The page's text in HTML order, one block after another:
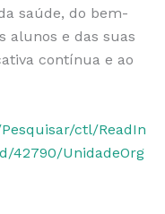
saúde, do bem-
alunos e das suas
contínua e ao
ctl/ReadIn
42790/UnidadeOrg